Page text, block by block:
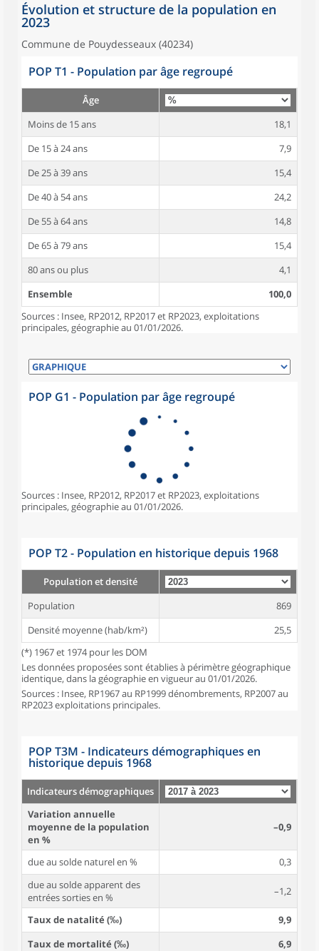
Évolution et structure de la population en
2023
Commune de Pouydesseaux (40234)
POP T1 - Population par âge regroupé
Âge
Moins de 15 ans
18,1
De 15 à 24 ans
7,9
De 25 à 39 ans
15,4
De 40 à 54 ans
24,2
De 55 à 64 ans
14,8
De 65 à 79 ans
15,4
80 ans ou plus
4,1
Ensemble
100,0
Sources : Insee, RP2012, RP2017 et RP2023, exploitations
principales, géographie au 01/01/2026.
POP G1 - Population par âge regroupé
Sources : Insee, RP2012, RP2017 et RP2023, exploitations
principales, géographie au 01/01/2026.
POP T2 - Population en historique depuis 1968
Population et densité
Population
869
Densité moyenne (hab/km²)
25,5
(*) 1967 et 1974 pour les DOM
Les données proposées sont établies à périmètre géographique
identique, dans la géographie en vigueur au 01/01/2026.
Sources : Insee, RP1967 au RP1999 dénombrements, RP2007 au
RP2023 exploitations principales.
POP T3M - Indicateurs démographiques en
historique depuis 1968
Indicateurs démographiques
Variation annuelle
moyenne de la population
en %
–0,9
due au solde naturel en %
0,3
due au solde apparent des
entrées sorties en %
–1,2
Taux de natalité (‰)
9,9
Taux de mortalité (‰)
6,9